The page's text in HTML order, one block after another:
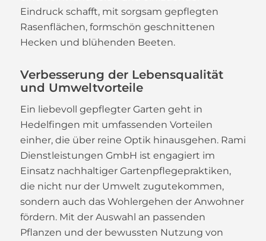
Eindruck schafft, mit sorgsam gepflegten
Rasenflächen, formschön geschnittenen
Hecken und blühenden Beeten.
Verbesserung der Lebensqualität
und Umweltvorteile
Ein liebevoll gepflegter Garten geht in
Hedelfingen mit umfassenden Vorteilen
einher, die über reine Optik hinausgehen. Rami
Dienstleistungen GmbH ist engagiert im
Einsatz nachhaltiger Gartenpflegepraktiken,
die nicht nur der Umwelt zugutekommen,
sondern auch das Wohlergehen der Anwohner
fördern. Mit der Auswahl an passenden
Pflanzen und der bewussten Nutzung von